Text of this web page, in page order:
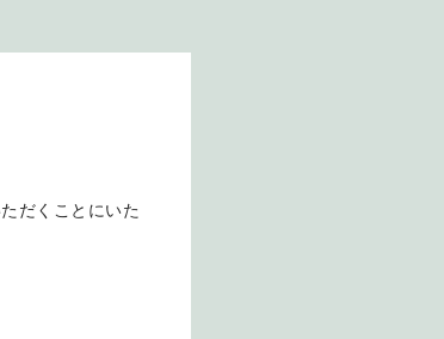
だくことにいた